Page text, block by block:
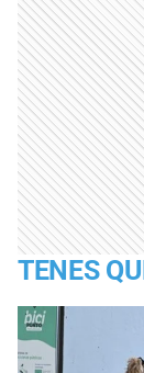
TENES